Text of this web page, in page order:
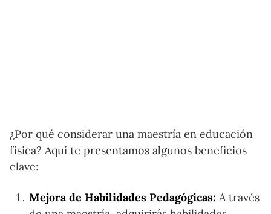
¿Por qué considerar una maestría en educación
física? Aquí te presentamos algunos beneficios
clave:
Mejora de Habilidades Pedagógicas: A través